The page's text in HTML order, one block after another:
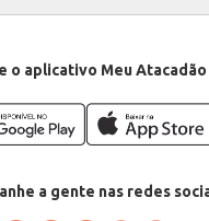
o aplicativo Meu Atacadão
a gente nas redes